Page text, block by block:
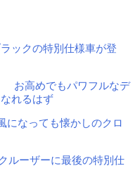
ックの特別仕様車が登
お高めでもパワフルなデ
れるはず
になっても懐かしのクロ
ルーザーに最後の特別仕